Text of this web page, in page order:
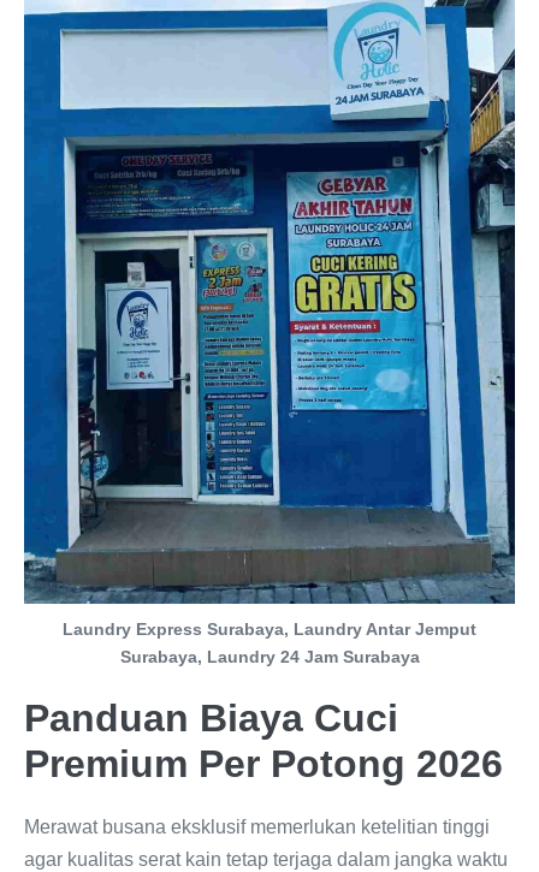
Laundry Express Surabaya, Laundry Antar Jemput
Surabaya, Laundry 24 Jam Surabaya
Panduan Biaya Cuci
Premium Per Potong 2026
Merawat busana eksklusif memerlukan ketelitian tinggi
agar kualitas serat kain tetap terjaga dalam jangka waktu